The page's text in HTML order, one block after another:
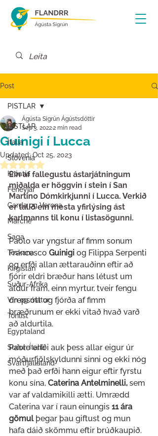
Post
PISTLAR
Ítalía
Slóvenía
Króatía
Feneyjar
Garda og Verona
Marche
Saga
Toskana
Kirgistan
Suður-Afríka
Vín og matur
Tónlist
Egyptaland
Suður-Ítalía
Svartfjallaland
PISTLAR
Guinigi í Lucca
Ágústa Sigrún Ágústsdóttir
Sep 3, 20222 min read
Updated:Oct 25, 2023
Rated NaN out of 5 stars.
Ein af fallegustu ástarjátningum
miðalda er höggvin í stein í San
Martino Dómkirkjunni í Lucca. Verkið
er talið ein mesta yfirlýsing ást
karlmanns til konu í listasögunni.
Paolo var yngstur af fimm sonum
Francesco Guinigi og Filippa Serpenti
og erfði allan ættarauðinn eftir að
fjórir eldri bræður hans létust um
aldur fram, einn myrtur, tveir fengu
drepsótt og fjórða af fimm
bræðrunum er ekki vitað hvað varð
að aldurtila.
Paolo erfði auk þess allar eigur úr
móðurfjölskyldunni sinni og ekki nóg
með það erfði hann eigur eftir fyrstu
konu sína, Caterina Antelminelli, sem
var af valdamikilli ætti. Umrædd
Caterina var í raun einungis 11 ára
gömul þegar þau giftust og mun
hafa dáið skömmu eftir brúðkaupið.